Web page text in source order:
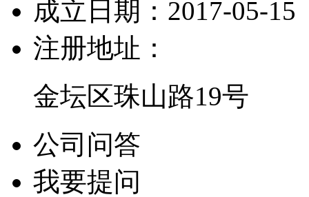
成立日期： 2017-05-15
注册地址：
金坛区珠山路19号
公司问答
我要提问